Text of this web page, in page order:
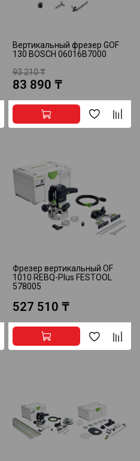
Вертикальный фрезер GOF
130 BOSCH 06016B7000
93 210 ₸
83 890 ₸
Фрезер вертикальный OF
1010 REBQ-Plus FESTOOL
578005
527 510 ₸